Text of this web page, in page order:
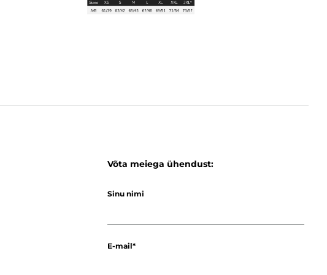
Võta meiega ühendust:
Sinu nimi
E-mail